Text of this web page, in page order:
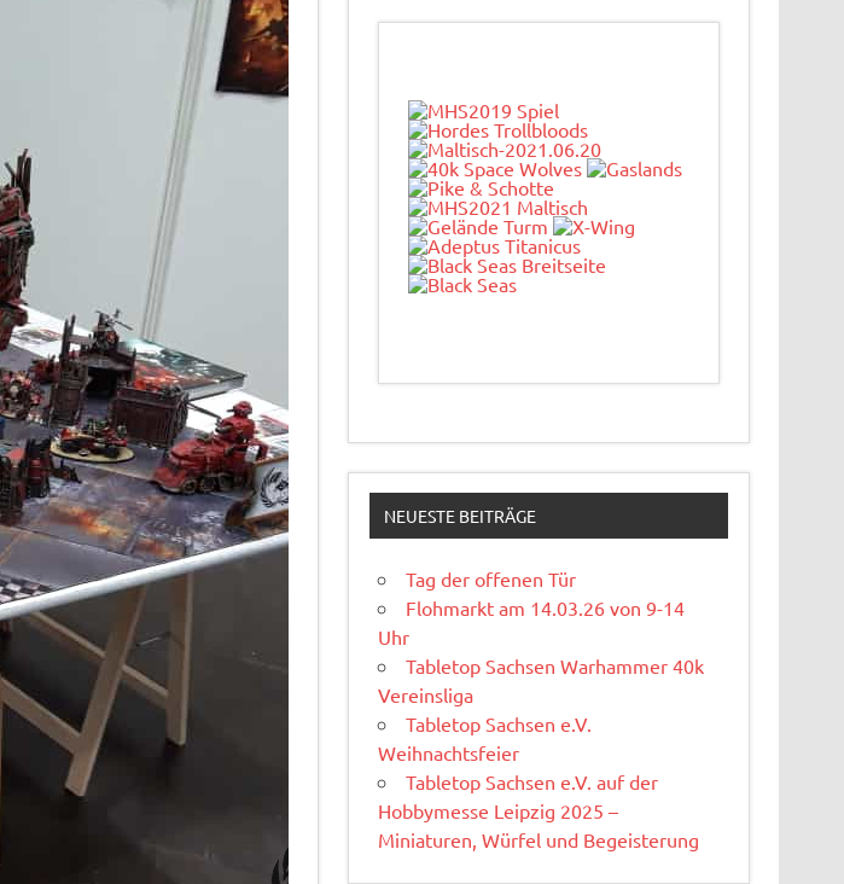
NEUESTE BEITRÄGE
Tag der offenen Tür
Flohmarkt am 14.03.26 von 9-14
Uhr
Tabletop Sachsen Warhammer 40k
Vereinsliga
Tabletop Sachsen e.V.
Weihnachtsfeier
Tabletop Sachsen e.V. auf der
Hobbymesse Leipzig 2025 –
Miniaturen, Würfel und Begeisterung